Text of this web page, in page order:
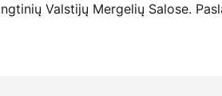
Valstijų Mergelių Salose.